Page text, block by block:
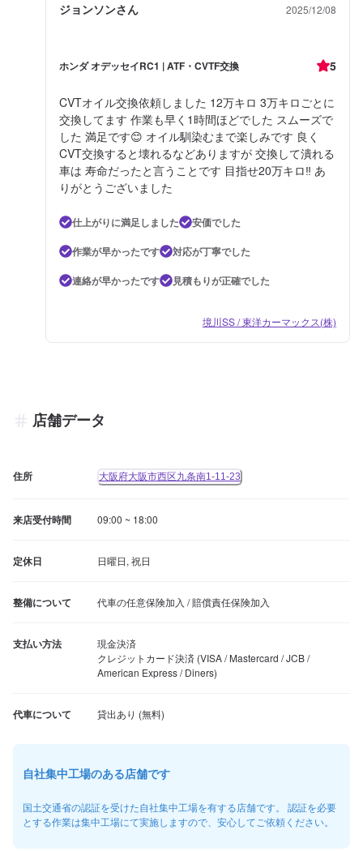
ジョンソンさん 2025/12/08
ホンダ オデッセイRC1 | ATF・CVTF交換 5
CVTオイル交換依頼しました 12万キロ 3万キロごとに
交換してます 作業も早く1時間ほどでした スムーズで
した 満足です😊 オイル馴染むまで楽しみです 良く
CVT交換すると壊れるなどありますが 交換して潰れる
車は 寿命だったと言うことです 目指せ20万キロ‼️ あ
りがとうございました
仕上がりに満足しました
安価でした
作業が早かったです
対応が丁寧でした
連絡が早かったです
見積もりが正確でした
境川SS / 東洋カーマックス(株)
店舗データ
住所 大阪府大阪市西区九条南1-11-23
来店受付時間 09:00 ~ 18:00
定休日 日曜日, 祝日
整備について 代車の任意保険加入 / 賠償責任保険加入
支払い方法
現金決済
クレジットカード決済 (VISA / Mastercard / JCB /
American Express / Diners)
代車について
自社集中工場のある店舗です
国土交通省の認証を受けた自社集中工場を有する店舗です。 認証を必要
とする作業は集中工場にて実施しますので、安心してご依頼ください。